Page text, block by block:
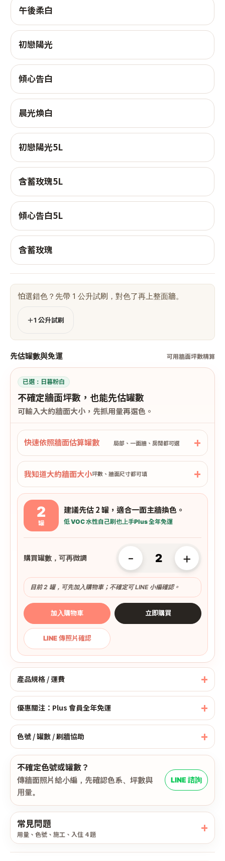
午後柔白
初戀陽光
傾心告白
晨光煥白
初戀陽光5L
含蓄玫瑰5L
傾心告白5L
含蓄玫瑰
怕選錯色？先帶 1 公升試刷，對色了再上整面牆。
＋1 公升試刷
先估罐數與免運 可用牆面坪數精算
已選： 日暮粉白
不確定牆面坪數，也能先估罐數
可輸入大約牆面大小，先抓用量再選色。
快速依照牆面估算罐數 局部、一面牆、房間都可選
我知道大約牆面大小坪數、牆面尺寸都可填
2
罐
建議先估 2 罐，適合一面主牆換色。
低 VOC 水性自己刷也上手Plus 全年免運
購買罐數，可再微調 - +
目前 2 罐，可先加入購物車；不確定可 LINE 小編確認。
加入購物車 立即購買
LINE 傳照片確認
產品規格 / 運費
優惠關注：Plus 會員全年免運
色號 / 罐數 / 刷牆協助
不確定色號或罐數？
傳牆面照片給小編，先確認色系、坪數與
用量。
LINE 諮詢
常見問題
用量、色號、施工、入住 4 題